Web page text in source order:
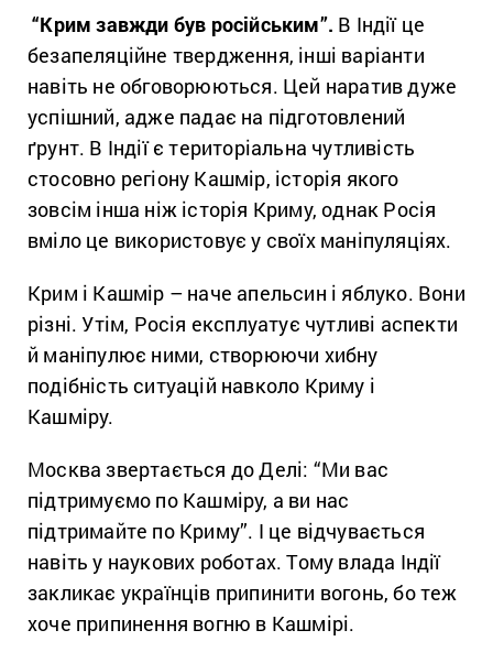
“Крим завжди був російським”. В Індії це
безапеляційне твердження, інші варіанти
навіть не обговорюються. Цей наратив дуже
успішний, адже падає на підготовлений
ґрунт. В Індії є територіальна чутливість
стосовно регіону Кашмір, історія якого
зовсім інша ніж історія Криму, однак Росія
вміло це використовує у своїх маніпуляціях.
Крим і Кашмір – наче апельсин і яблуко. Вони
різні. Утім, Росія експлуатує чутливі аспекти
й маніпулює ними, створюючи хибну
подібність ситуацій навколо Криму і
Кашміру.
Москва звертається до Делі: “Ми вас
підтримуємо по Кашміру, а ви нас
підтримайте по Криму”. І це відчувається
навіть у наукових роботах. Тому влада Індії
закликає українців припинити вогонь, бо теж
хоче припинення вогню в Кашмірі.